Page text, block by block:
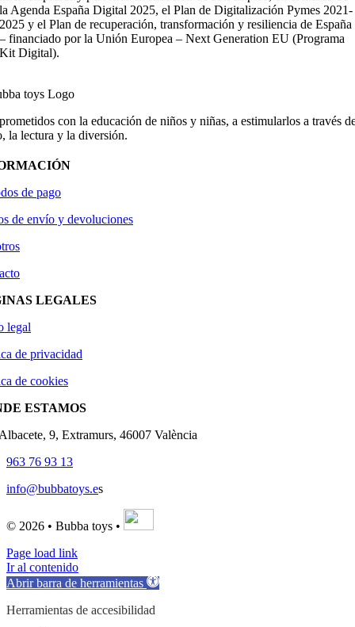
la Agenda España Digital 2025, el Plan de Digitalización Pymes 2021-
2025 y el Plan de recuperación, transformación y resiliencia de España
– financiado por la Unión Europea – Next Generation EU (Programa
Kit Digital).
con la educación de niños y niñas, a estimularlos a través
la lectura y la diversión.
de pago
de envío y devoluciones
LEGALES
legal
de privacidad
de cookies
ESTAMOS
9, Extramurs, 46007 València
963 76 93 13
info@bubbatoys.es
© 2026 • Bubba toys •
Page load link
Ir al contenido
Abrir barra de herramientas
Herramientas de accesibilidad